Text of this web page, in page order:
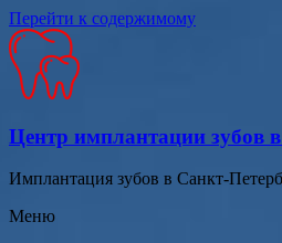
Перейти к содержимому
Центр имплантации зубов
Имплантация зубов в Санкт-
Меню